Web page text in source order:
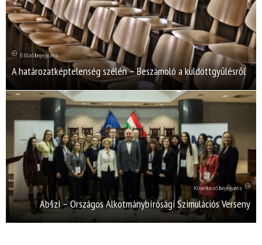
Előző bejegyzés
A határozatképtelenség szélén – Beszámoló a küldöttgyűlésről
Következő bejegyzés
Ab§zi – Országos Alkotmánybírósági Szimulációs Verseny